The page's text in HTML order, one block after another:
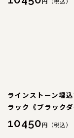
コーディネー
ラインストーン埋
ラック《ブラックダ
10450円（税込）